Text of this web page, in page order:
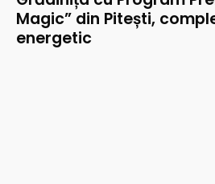
Magic” din Pitești,
energetic